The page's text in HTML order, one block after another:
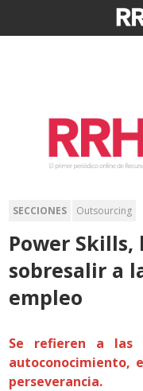
SECCIONES Outsourcing
Power
sobresalir a
empleo
Se refieren a las
autoconocimiento,
perseverancia.